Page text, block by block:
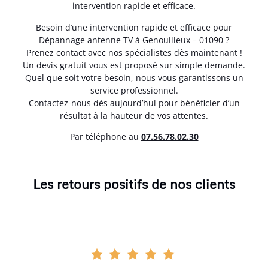
intervention rapide et efficace.
Besoin d’une intervention rapide et efficace pour
Dépannage antenne TV à Genouilleux – 01090 ?
Prenez contact avec nos spécialistes dès maintenant !
Un devis gratuit vous est proposé sur simple demande.
Quel que soit votre besoin, nous vous garantissons un
service professionnel.
Contactez-nous dès aujourd’hui pour bénéficier d’un
résultat à la hauteur de vos attentes.
Par téléphone au 07.56.78.02.30
Les retours positifs de nos clients